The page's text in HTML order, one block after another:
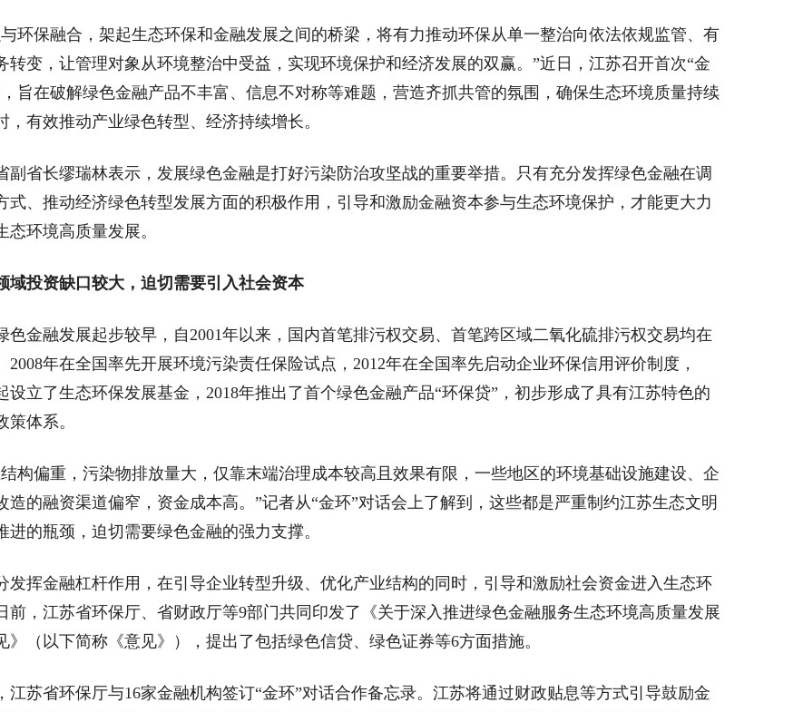
环保融合，架起生态环保和金融发展之间的桥梁，将有力推动环保从单一整治向依法依规监管、有
转变，让管理对象从环境整治中受益，实现环境保护和经济发展的双赢。”近日，江苏召开首次“金
旨在破解绿色金融产品不丰富、信息不对称等难题，营造齐抓共管的氛围，确保生态环境质量持续
，有效推动产业绿色转型、经济持续增长。
长缪瑞林表示，发展绿色金融是打好污染防治攻坚战的重要举措。只有充分发挥绿色金融在调
式、推动经济绿色转型发展方面的积极作用，引导和激励金融资本参与生态环境保护，才能更大力
态环境高质量发展。
域投资缺口较大，迫切需要引入社会资本
融发展起步较早，自2001年以来，国内首笔排污权交易、首笔跨区域二氧化硫排污权交易均在
2008年在全国率先开展环境污染责任保险试点，2012年在全国率先启动企业环保信用评价制度，
设立了生态环保发展基金，2018年推出了首个绿色金融产品“环保贷”，初步形成了具有江苏特色的
策体系。
偏重，污染物排放量大，仅靠末端治理成本较高且效果有限，一些地区的环境基础设施建设、企
造的融资渠道偏窄，资金成本高。”记者从“金环”对话会上了解到，这些都是严重制约江苏生态文明
进的瓶颈，迫切需要绿色金融的强力支撑。
金融杠杆作用，在引导企业转型升级、优化产业结构的同时，引导和激励社会资金进入生态环
前，江苏省环保厅、省财政厅等9部门共同印发了《关于深入推进绿色金融服务生态环境高质量发展
》（以下简称《意见》），提出了包括绿色信贷、绿色证券等6方面措施。
省环保厅与16家金融机构签订“金环”对话合作备忘录。江苏将通过财政贴息等方式引导鼓励金